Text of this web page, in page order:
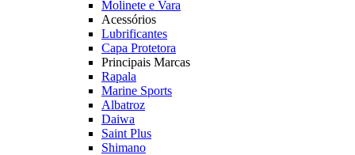
Molinete e Vara
Acessórios
Lubrificantes
Capa Protetora
Principais Marcas
Rapala
Marine Sports
Albatroz
Daiwa
Saint Plus
Shimano